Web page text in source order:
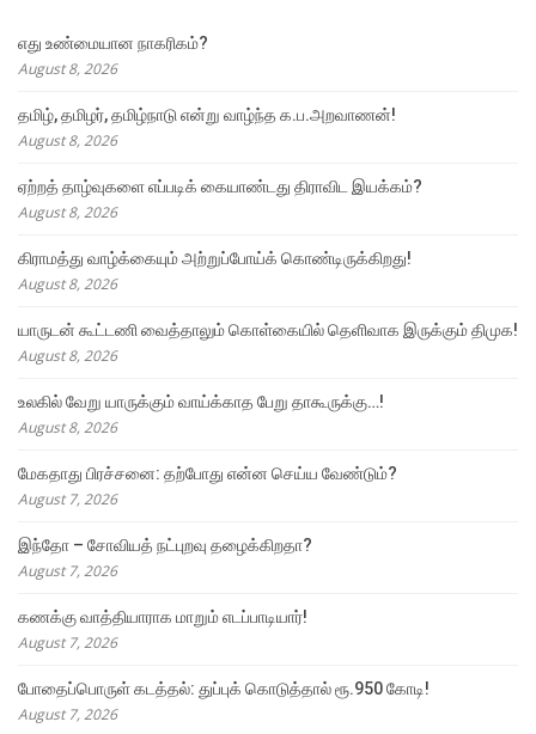
எது உண்மையான நாகரிகம்?
August 8, 2026
தமிழ், தமிழர், தமிழ்நாடு என்று வாழ்ந்த க.ப.அறவாணன்!
August 8, 2026
ஏற்றத் தாழ்வுகளை எப்படிக் கையாண்டது திராவிட இயக்கம்?
August 8, 2026
கிராமத்து வாழ்க்கையும் அற்றுப்போய்க் கொண்டிருக்கிறது!
August 8, 2026
யாருடன் கூட்டணி வைத்தாலும் கொள்கையில் தெளிவாக இருக்கும் திமுக!
August 8, 2026
உலகில் வேறு யாருக்கும் வாய்க்காத பேறு தாகூருக்கு…!
August 8, 2026
மேகதாது பிரச்சனை: தற்போது என்ன செய்ய வேண்டும்?
August 7, 2026
இந்தோ – சோவியத் நட்புறவு தழைக்கிறதா?
August 7, 2026
கணக்கு வாத்தியாராக மாறும் எடப்பாடியார்!
August 7, 2026
போதைப்பொருள் கடத்தல்: துப்புக் கொடுத்தால் ரூ.950 கோடி!
August 7, 2026